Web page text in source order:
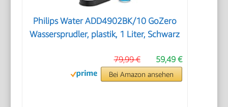
Philips Water ADD4902BK/10 GoZero
Wassersprudler, plastik, 1 Liter, Schwarz
59,49 €
79,99 €
Bei Amazon ansehen